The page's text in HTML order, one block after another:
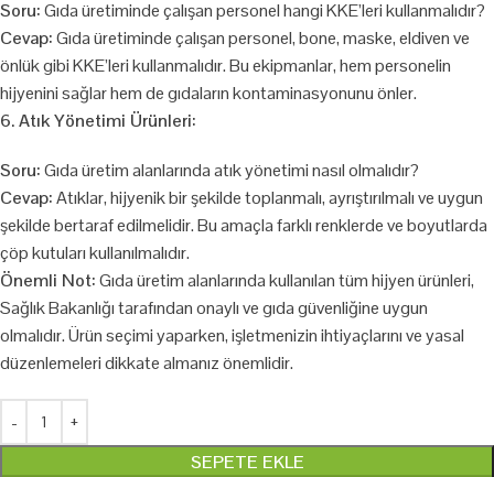
Soru:Gıda üretiminde çalışan personel hangi KKE’leri kullanmalıdır?
Cevap:Gıda üretiminde çalışan personel, bone, maske, eldiven ve
önlük gibi KKE’leri kullanmalıdır. Bu ekipmanlar, hem personelin
hijyenini sağlar hem de gıdaların kontaminasyonunu önler.
6. Atık Yönetimi Ürünleri:
Soru:Gıda üretim alanlarında atık yönetimi nasıl olmalıdır?
Cevap:Atıklar, hijyenik bir şekilde toplanmalı, ayrıştırılmalı ve uygun
şekilde bertaraf edilmelidir. Bu amaçla farklı renklerde ve boyutlarda
çöp kutuları kullanılmalıdır.
Önemli Not:Gıda üretim alanlarında kullanılan tüm hijyen ürünleri,
Sağlık Bakanlığı tarafından onaylı ve gıda güvenliğine uygun
olmalıdır. Ürün seçimi yaparken, işletmenizin ihtiyaçlarını ve yasal
düzenlemeleri dikkate almanız önemlidir.
SEPETE EKLE